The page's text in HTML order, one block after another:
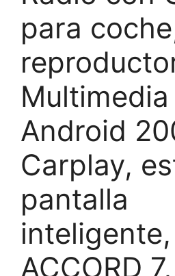
para
Android
Carplay,
pantalla
ACCORD